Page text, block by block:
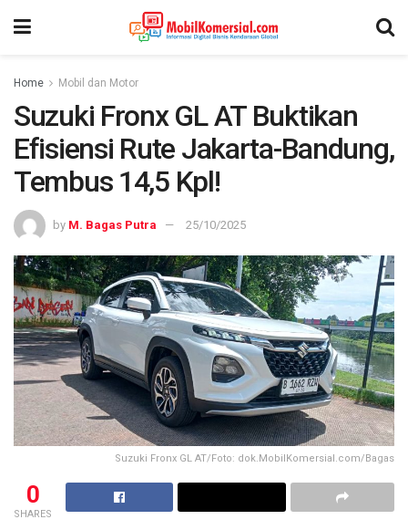
Home Mobil dan Motor
Suzuki Fronx GL AT Buktikan
Efisiensi Rute Jakarta-Bandung,
Tembus 14,5 Kpl!
by M. Bagas Putra 25/10/2025
Suzuki Fronx GL AT/Foto: dok.MobilKomersial.com/Bagas
0
SHARES